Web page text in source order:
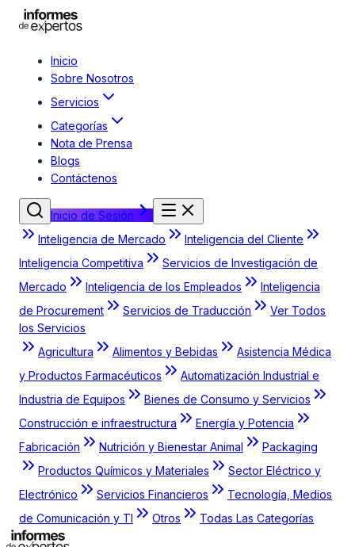
Inicio
Sobre Nosotros
Servicios
Categorías
Nota de Prensa
Blogs
Contáctenos
Inicio de Sesión
Inteligencia de Mercado
Inteligencia del Cliente
Inteligencia Competitiva
Servicios de Investigación de
Mercado
Inteligencia de los Empleados
Inteligencia
de Procurement
Servicios de Traducción
Ver Todos
los Servicios
Agricultura
Alimentos y Bebidas
Asistencia Médica
y Productos Farmacéuticos
Automatización Industrial e
Industria de Equipos
Bienes de Consumo y Servicios
Construcción e infraestructura
Energía y Potencia
Fabricación
Nutrición y Bienestar Animal
Packaging
Productos Químicos y Materiales
Sector Eléctrico y
Electrónico
Servicios Financieros
Tecnología, Medios
de Comunicación y TI
Otros Todas Las Categorías